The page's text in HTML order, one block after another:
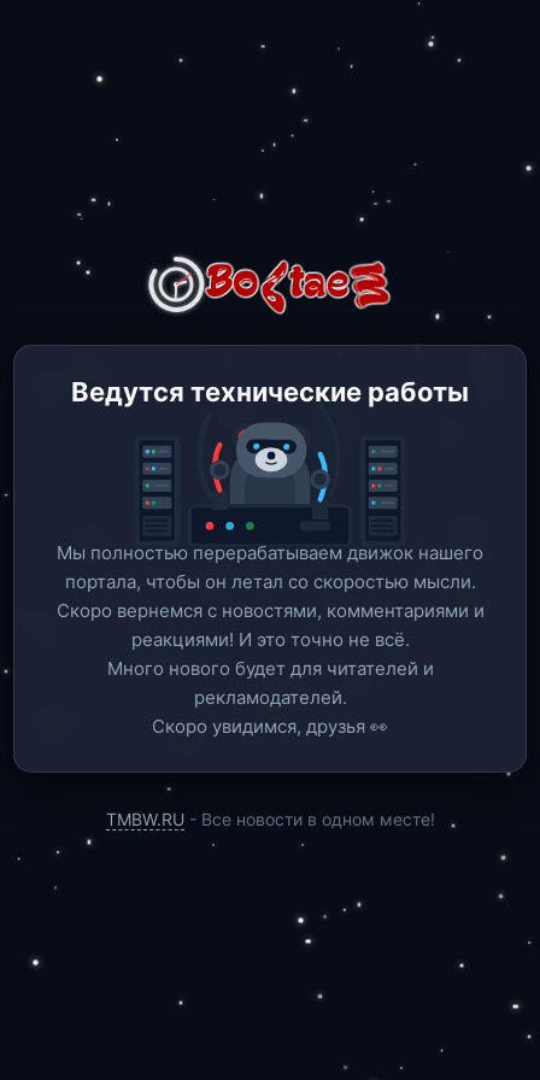
Ведутся технические работы
Мы полностью перерабатываем движок нашего
портала, чтобы он летал со скоростью мысли.
Скоро вернемся c новостями, комментариями и
реакциями! И это точно не всё.
Много нового будет для читателей и
рекламодателей.
Скоро увидимся, друзья 👀
TMBW.RU - Все новости в одном месте!